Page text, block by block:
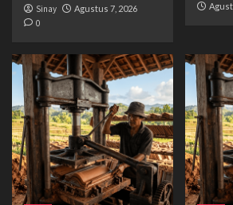
Sinay Agustus 7, 2026
0